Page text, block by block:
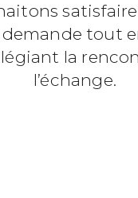
demande tout
la
l’échange.